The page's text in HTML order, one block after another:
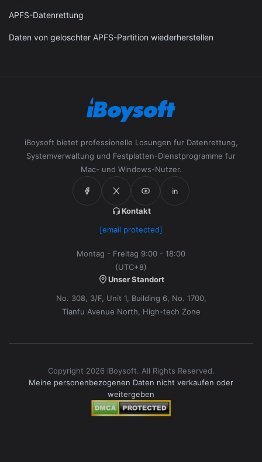
APFS-Datenrettung
Daten von geloschter APFS-Partition wiederherstellen
iBoysoft bietet professionelle Losungen fur Datenrettung,
Systemverwaltung und Festplatten-Dienstprogramme fur
Mac- und Windows-Nutzer.
Kontakt
[email protected]
Montag - Freitag 9:00 - 18:00
(UTC+8)
Unser Standort
No. 308, 3/F, Unit 1, Building 6, No. 1700,
Tianfu Avenue North, High-tech Zone
Copyright 2026 iBoysoft. All Rights Reserved.
Meine personenbezogenen Daten nicht verkaufen oder
weitergeben